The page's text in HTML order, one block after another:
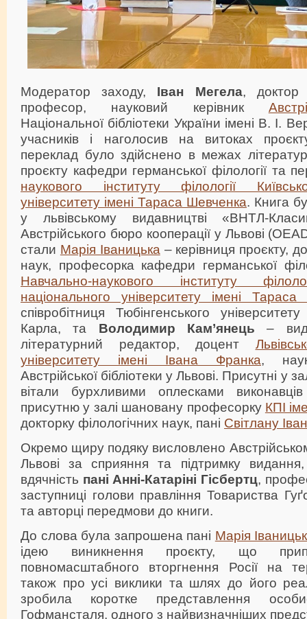
Модератор заходу, Іван Мегела, доктор
професор, науковий керівник
Національної бібліотеки України імені В. І.
учасників і наголосив на витоках
переклад було здійснено в межах
проєкту кафедри германської філології та
наукового інституту філології
університету імені Тараса Шевченка. Книга
у львівському видавництві «ВНТЛ-
Австрійського бюро кооперації у Львові
стали Марія Іваницька – керівниця проєкту,
наук, професорка кафедри германської
Навчально-наукового інституту
національного університету імені
співробітниця Тюбінгенського
Карла, та Володимир Кам’янець –
літературний редактор, доцент
університету імені Івана Франка,
Австрійської бібліотеки у Львові. Присутні у
вітали бурхливими оплесками
присутню у залі шановану професорку КПІ
докторку філологічних наук, пані Світлану
Окремо щиру подяку висловлено
Львові за сприяння та підтримку
вдячність пані Анні-Катаріні Гісбертц,
заступниці голови правління Товариства
та авторці передмови до книги.
До слова була запрошена пані Марія
ідею виникнення проєкту, що
повномасштабного вторгнення Росії на
також про усі виклики та шлях до його
зробила коротке представлення
Гофмансталя, одного з найвизначніших